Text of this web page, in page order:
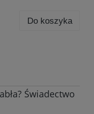
Do koszyka
Świadectwo